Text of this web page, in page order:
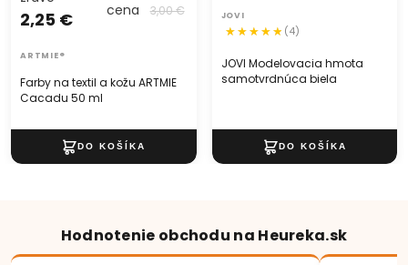
Farby na textil a kožu ARTMIE
Cacadu 50 ml
2,25 €
cena
3,00 €
ARTMIE®
JOVI Modelovacia hmota
samotvrdnúca biela
JOVI
(4)
Hodnotenie obchodu na Heureka.sk